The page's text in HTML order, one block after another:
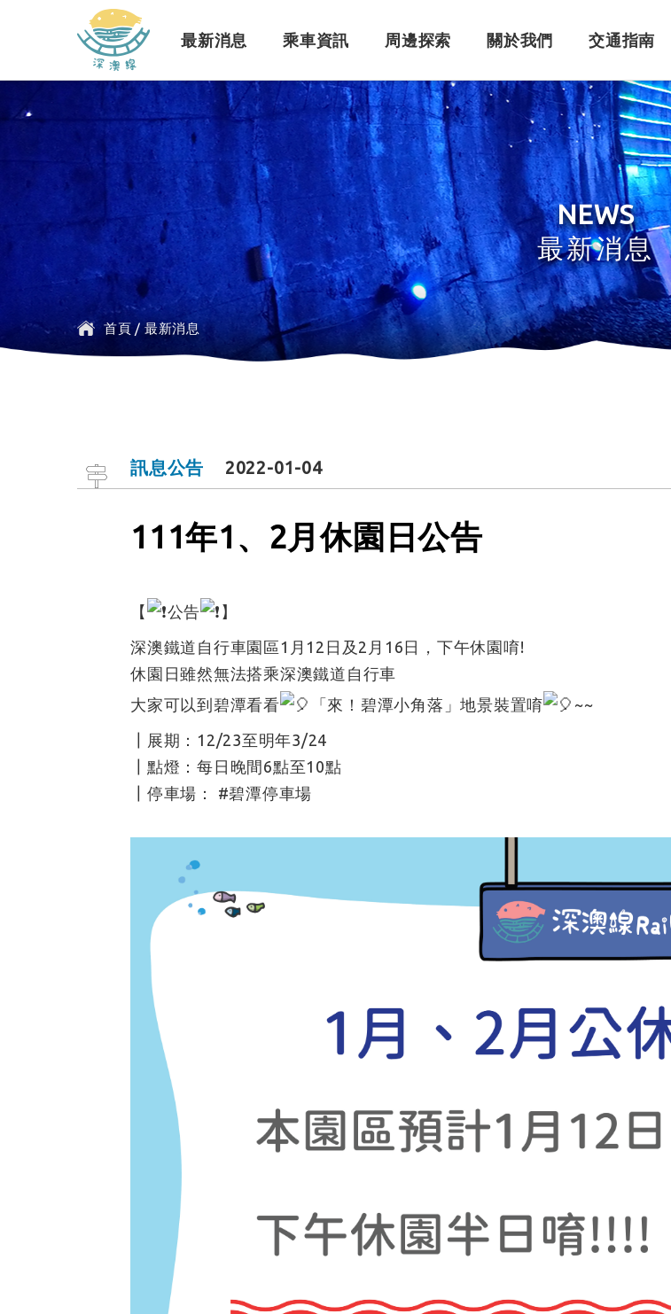
最新消息
訊息公告
乘車資訊
行車路線 票價時刻 購票須知 訂票系統
周邊探索
景點介紹 探索行程介紹
關於我們
緣起簡介 設施介紹 角色介紹 車體設計
交通指南
公車 自行開車
一般問題 訂票問題 訂單問題 搭乘問題
NEWS
最新消息
首頁 /最新消息
訊息公告 2022-01-04
111年1、2月休園日公告
【 公告
】
深澳鐵道自行車園區1月12日及2月16日，下午休園唷!
休園日雖然無法搭乘深澳鐵道自行車
大家可以到碧潭看看
「來！ 碧潭小角落 」地景裝置唷
~~
┃展期：12/23至明年3/24
┃點燈：每日晚間6點至10點
┃停車場： #碧潭停車場